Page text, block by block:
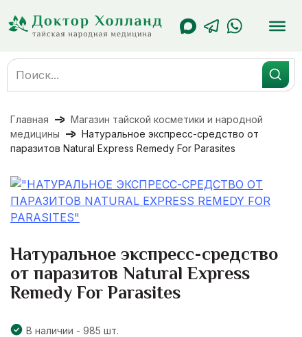
содержанию
Search
for:
Главная
Магазин тайской косметики и народной
медицины
Натуральное экспресс-средство от
паразитов Natural Express Remedy For Parasites
Натуральное экспресс-средство
от паразитов Natural Express
Remedy For Parasites
В наличии - 985 шт.